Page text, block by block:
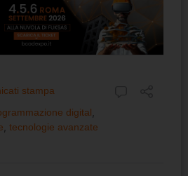
stampa
digital
tecnologie avanzate